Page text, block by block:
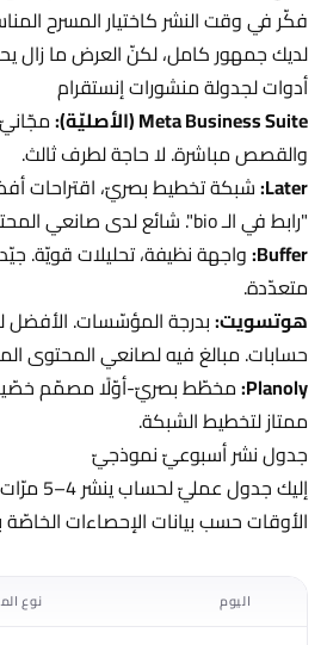
فكّر في وقت النشر كاختيار المسرح
لديك جمهور كامل، لكنّ العرض ما زال
أدوات لجدولة منشورات إنستقرام
Meta Business Suite (الأصليّة):
والقصص مباشرة. لا حاجة لطرف ثالث.
Later: شبكة تخطيط بصريّ، اقتراحات
"رابط في الـ bio". شائع لدى صانعي المحتوى.
Buffer: واجهة نظيفة، تحليلات قويّة.
متعدّدة.
هوتسويت:
حسابات. مبالغ فيه لصانعي المحتوى
Planoly: مخطّط بصريّ-أوّلًا مصمّم
ممتاز لتخطيط الشبكة.
جدول نشر أسبوعيّ نموذجيّ
إليك
الأوقات حسب بيانات الإحصاءات الخاصّة
اليوم نوع